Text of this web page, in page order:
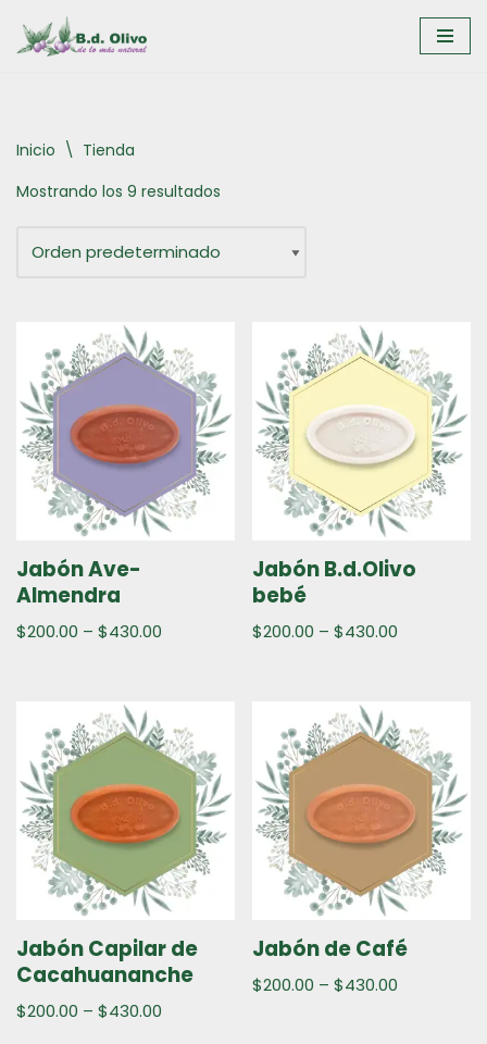
Saltar
Inicio \ Tienda
Mostrando los 9 resultados
Jabón Ave-
Almendra
$200.00 – $430.00
Jabón B.d.Olivo
bebé
$200.00 –$430.00
Jabón Capilar de
Cacahuananche
$200.00 – $430.00
Jabón de Café
$200.00 –$430.00